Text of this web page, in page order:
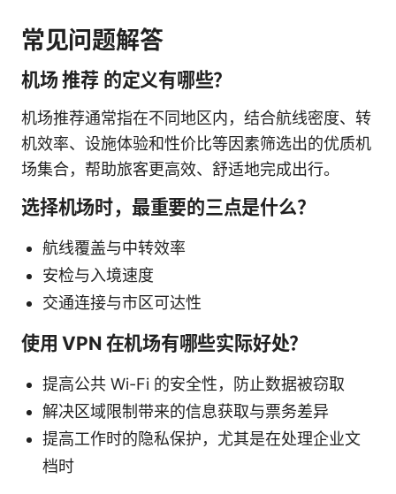
常见问题解答
机场 推荐 的定义有哪些？
机场推荐通常指在不同地区内，结合航线密度、转
机效率、设施体验和性价比等因素筛选出的优质机
场集合，帮助旅客更高效、舒适地完成出行。
选择机场时，最重要的三点是什么？
航线覆盖与中转效率
安检与入境速度
交通连接与市区可达性
使用 VPN 在机场有哪些实际好处？
提高公共 Wi-Fi 的安全性，防止数据被窃取
解决区域限制带来的信息获取与票务差异
提高工作时的隐私保护，尤其是在处理企业文
档时